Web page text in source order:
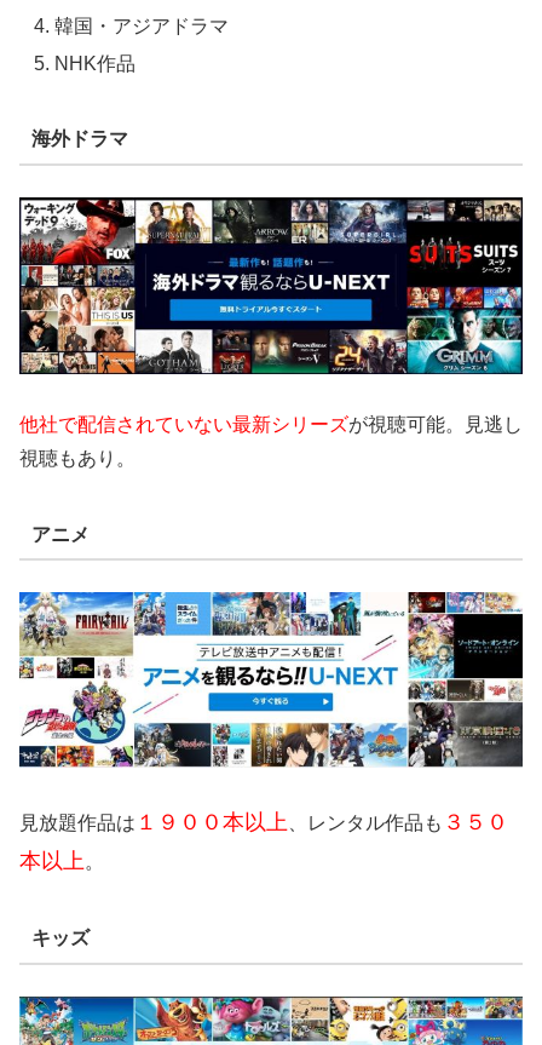
韓国・アジアドラマ
NHK作品
海外ドラマ
他社で配信されていない最新シリーズが視聴可能。見逃し
視聴もあり。
アニメ
見放題作品は １９００本以上 、レンタル作品も ３５０
本以上 。
キッズ